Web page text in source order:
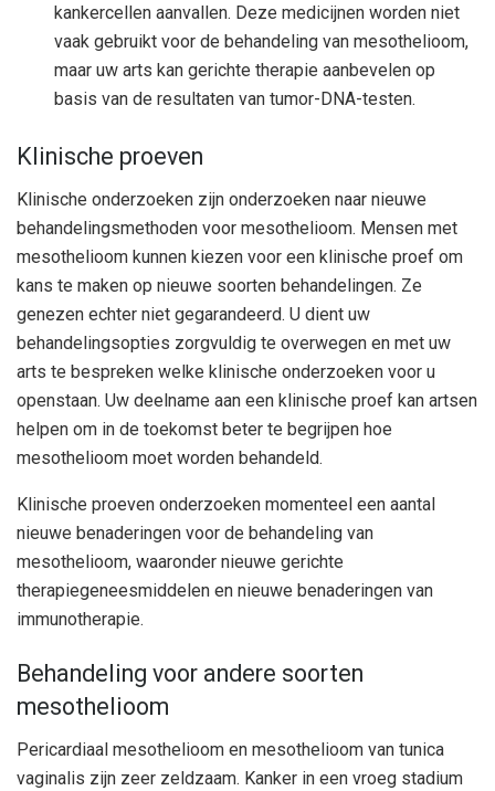
kankercellen aanvallen. Deze medicijnen worden niet
vaak gebruikt voor de behandeling van mesothelioom,
maar uw arts kan gerichte therapie aanbevelen op
basis van de resultaten van tumor-DNA-testen.
Klinische proeven
Klinische onderzoeken zijn onderzoeken naar nieuwe
behandelingsmethoden voor mesothelioom. Mensen met
mesothelioom kunnen kiezen voor een klinische proef om
kans te maken op nieuwe soorten behandelingen. Ze
genezen echter niet gegarandeerd. U dient uw
behandelingsopties zorgvuldig te overwegen en met uw
arts te bespreken welke klinische onderzoeken voor u
openstaan. Uw deelname aan een klinische proef kan artsen
helpen om in de toekomst beter te begrijpen hoe
mesothelioom moet worden behandeld.
Klinische proeven onderzoeken momenteel een aantal
nieuwe benaderingen voor de behandeling van
mesothelioom, waaronder nieuwe gerichte
therapiegeneesmiddelen en nieuwe benaderingen van
immunotherapie.
Behandeling voor andere soorten
mesothelioom
Pericardiaal mesothelioom en mesothelioom van tunica
vaginalis zijn zeer zeldzaam. Kanker in een vroeg stadium